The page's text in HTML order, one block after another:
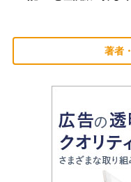
著者